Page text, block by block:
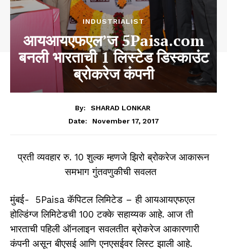
INDUSTRIALIST
आयआयएफएल’ज 5Paisa.com
बनली भारताची 1 लिस्टेड डिस्काउंट
ब्रोकरेज कंपनी
By:
SHARAD LONKAR
Date:
November 17, 2017
प्रती व्यवहार रु. 10 शुल्क म्हणजे झिरो ब्रोकरेज आकारून
समभाग गुंतवणुकीची सवलत
मुंबई- 5Paisaकॅपिटल लिमिटेड – ही आयआयएफएल
होल्डिंग्ज लिमिटेडची 100 टक्के सहाय्यक आहे. आज ती
भारताची पहिली ऑनलाइन सवलतीत ब्रोकरेज आकारणारी
कंपनी असून बीएसई आणि एनएसईवर लिस्ट झाली आहे.